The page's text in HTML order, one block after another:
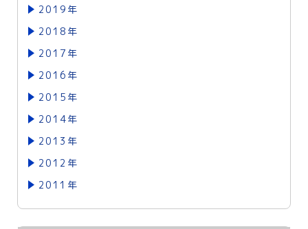
2019年
2018年
2017年
2016年
2015年
2014年
2013年
2012年
2011年